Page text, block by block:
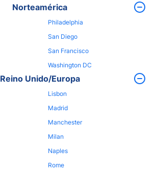
Norteamérica
Philadelphia
San Diego
San Francisco
Washington DC
Reino Unido/Europa
Lisbon
Madrid
Manchester
Milan
Naples
Rome